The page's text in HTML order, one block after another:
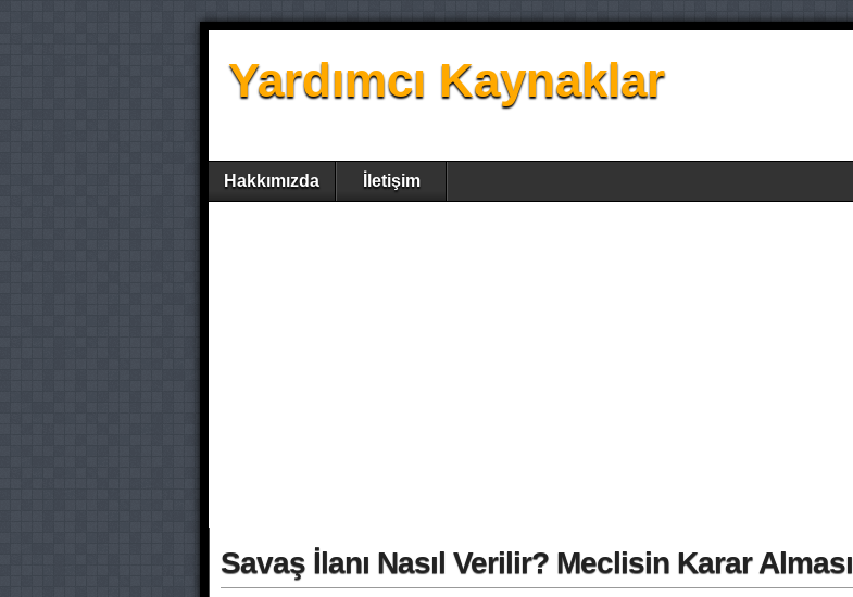
Yardımcı Kaynaklar
Hakkımızda İletişim
Savaş İlanı Nasıl Verilir? Meclisin Karar Alması